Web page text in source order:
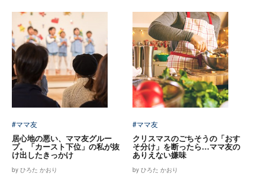
#ママ友
居心地の悪い、ママ友グルー
プ。「カースト下位」の私が抜
け出したきっかけ
by ひろた かおり
#ママ友
クリスマスのごちそうの「おす
そ分け」を断ったら…ママ友の
ありえない嫌味
by ひろた かおり